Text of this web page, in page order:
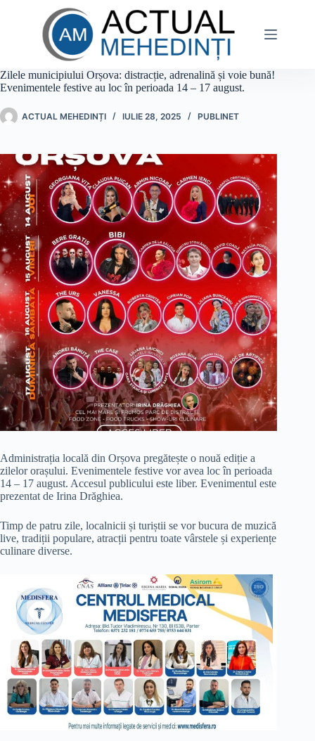
Zilele municipiului Orșova: distracție, adrenalină și voie bună!
Evenimentele festive au loc în perioada 14 – 17 august.
ACTUAL MEHEDINȚI IULIE 28, 2025 PUBLINET
Administrația locală din Orșova pregătește o nouă ediție a
zilelor orașului. Evenimentele festive vor avea loc în perioada
14 – 17 august. Accesul publicului este liber. Evenimentul este
prezentat de Irina Drăghiea.
Timp de patru zile, localnicii și turiștii se vor bucura de muzică
live, tradiții populare, atracții pentru toate vârstele și experiențe
culinare diverse.